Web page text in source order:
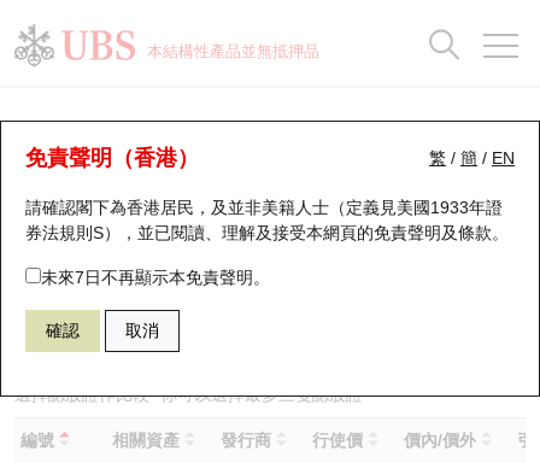
本結構性產品並無抵押品
繁 / 簡 / EN
免責聲明（香港）
請確認閣下為香港居民，及並非美籍人士（定義見美國1933年證
券法規則S），並已閱讀、理解及接受本網頁的免責聲明及條款。
未來7日不再顯示本免責聲明。
確認 取消
認股證分析儀
表現 街貨統計 比較
13437 瑞銀認購 0700 騰訊控股
選擇認股證作比較*你可以選擇最多三隻認股證
編號 相關資產 發行商 行使價 價內/價外 引
瑞銀認股證一覽
新發行瑞銀認股證
即將到期認股證
認股證到期結算價查詢
認股證分析儀
認股證速算機
街貨統計
比較
牛熊全景快搜
牛熊證搜尋
牛熊證街貨分佈圖
正股牛熊證列表
新發行瑞銀牛熊證
已收回牛熊證剩餘價值
街貨統計
比較
十大升幅/跌幅
十大認股證成交分佈
十天股證佔大市成交
資金流
街貨統計
三十大平均引伸波幅
正股分析儀
二十大活躍股份
恒指成份股
國指成份股
科指成份股
相關資產沽空
持股比重
顯示所有持股比重
每月輪證大市專題
輪證專欄
講座及教育短片
認股證投資者教育
牛熊證投資者教育
認股證牛熊證常問問題